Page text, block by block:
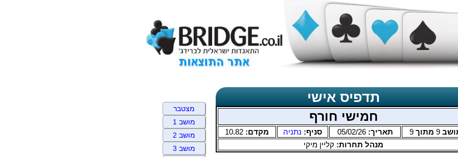
תדפיס אישי
חמישי חורף
9 מתוך 9 תאריך:05/02/26 סניף: נתניה מקדם: 10.82
מנהל תחרות: קליין מיקי
מצטבר
מושב 1
מושב 2
מושב 3